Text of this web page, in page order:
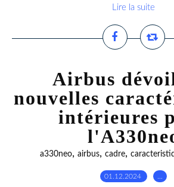
Lire la suite
Airbus
nouvelles
intérieures
a330neo, airbus, cadre,
01.12.2024